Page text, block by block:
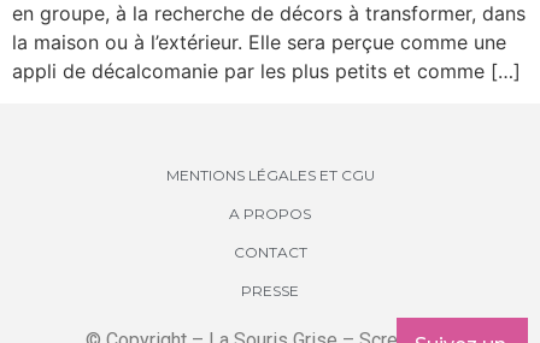
en groupe, à la recherche de décors à transformer, dans
la maison ou à l’extérieur. Elle sera perçue comme une
appli de décalcomanie par les plus petits et comme […]
MENTIONS LÉGALES ET CGU
A PROPOS
CONTACT
PRESSE